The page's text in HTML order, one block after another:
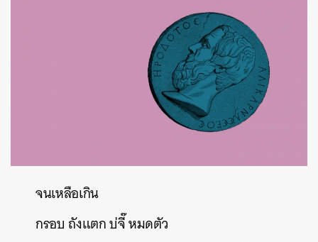
จนเหลือเกิน
กรอบ ถังแตกบ่จี๊หมดตัว